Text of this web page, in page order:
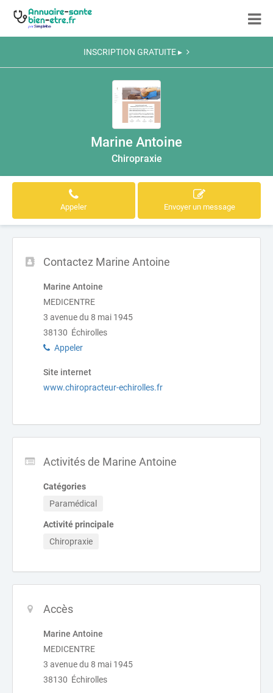
INSCRIPTION GRATUITE ▸
Marine Antoine
Chiropraxie
Appeler Envoyer un message
Contactez Marine Antoine
Marine Antoine
MEDICENTRE
3 avenue du 8 mai 1945
38130 Échirolles
Appeler
Site internet
www.chiropracteur-echirolles.fr
Activités de Marine Antoine
Catégories
Paramédical
Activité principale
Chiropraxie
Accès
Marine Antoine
MEDICENTRE
3 avenue du 8 mai 1945
38130 Échirolles